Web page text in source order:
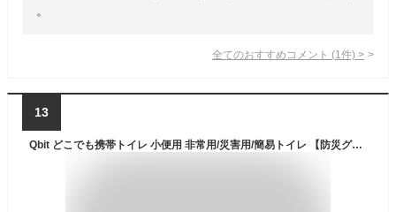
。
全てのおすすめコメント (1 件) >
13
Qbit どこでも携帯トイレ 小便用 非常用/災害用/簡易トイレ 【防災グッズ大賞2023 大賞ブランド】 選べる形 エチケット袋 車 渋滞 登山 防災グッズ 廃棄袋付 男女兼用 (受け口付 Mサイズ 6回分)